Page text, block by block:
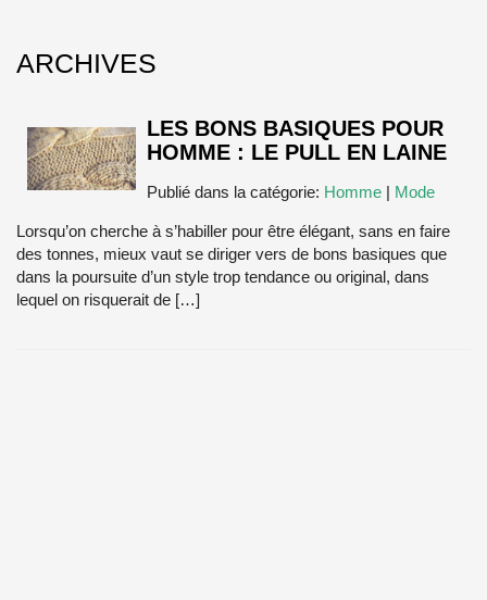
ARCHIVES
LES BONS BASIQUES POUR
HOMME : LE PULL EN LAINE
Publié dans la catégorie: Homme | Mode
Lorsqu’on cherche à s’habiller pour être élégant, sans en faire
des tonnes, mieux vaut se diriger vers de bons basiques que
dans la poursuite d’un style trop tendance ou original, dans
lequel on risquerait de […]